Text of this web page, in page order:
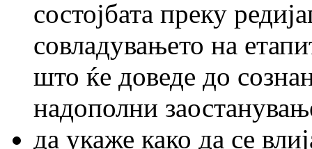
состојбата преку
совладувањето на
што ќе доведе до
надополни
да укаже како да се